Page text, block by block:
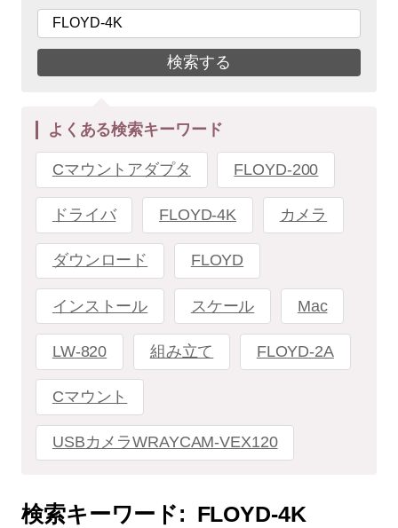
検索する
よくある検索キーワード
Cマウントアダプタ FLOYD-200
ドライバ FLOYD-4K カメラ
ダウンロード FLOYD
インストール スケール Mac
LW-820 組み立て FLOYD-2A
Cマウント
USBカメラWRAYCAM-VEX120
検索キーワード: FLOYD-4K